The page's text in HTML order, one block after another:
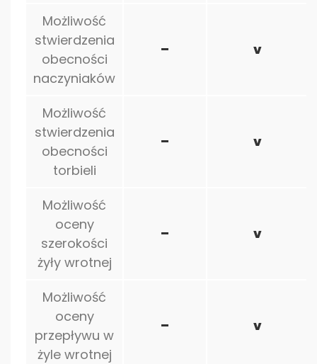
Możliwość
stwierdzenia
obecności
naczyniaków
– v
Możliwość
stwierdzenia
obecności
torbieli
– v
Możliwość
oceny
szerokości
żyły wrotnej
– v
Możliwość
oceny
przepływu w
żyle wrotnej
– v